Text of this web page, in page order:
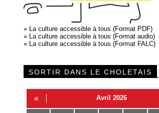
» La culture accessible à tous (Format PDF)
» La culture accessible à tous (Format audio)
» La culture accessible à tous (Format FALC)
SORTIR DANS LE CHOLETAIS
« Avril 2026